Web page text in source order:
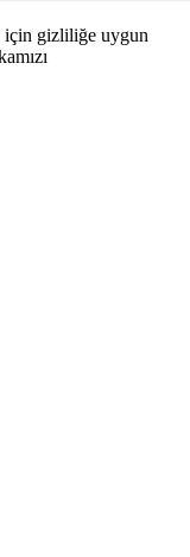
için gizliliğe uygun